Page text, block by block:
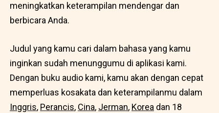
meningkatkan keterampilan mendengar dan
berbicara Anda.
Judul yang kamu cari dalam bahasa yang kamu
inginkan sudah menunggumu di aplikasi kami.
Dengan buku audio kami, kamu akan dengan cepat
memperluas kosakata dan keterampilanmu dalam
Inggris, Perancis, Cina, Jerman, Korea dan 18